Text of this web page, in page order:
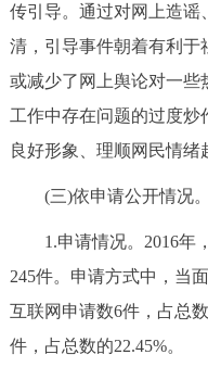
传引导。通过对网上造谣
清，引导事件朝着有利于
或减少了网上舆论对一些
工作中存在问题的过度炒
良好形象、理顺网民情绪
(三)依申请公开情况。
1.申请情况。2016年
245件。申请方式中，当
互联网申请数6件，占总
件，占总数的22.45%。